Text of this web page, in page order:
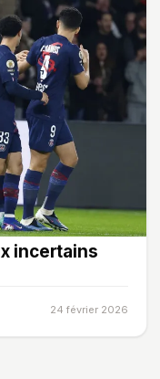
incertains
24 février 2026